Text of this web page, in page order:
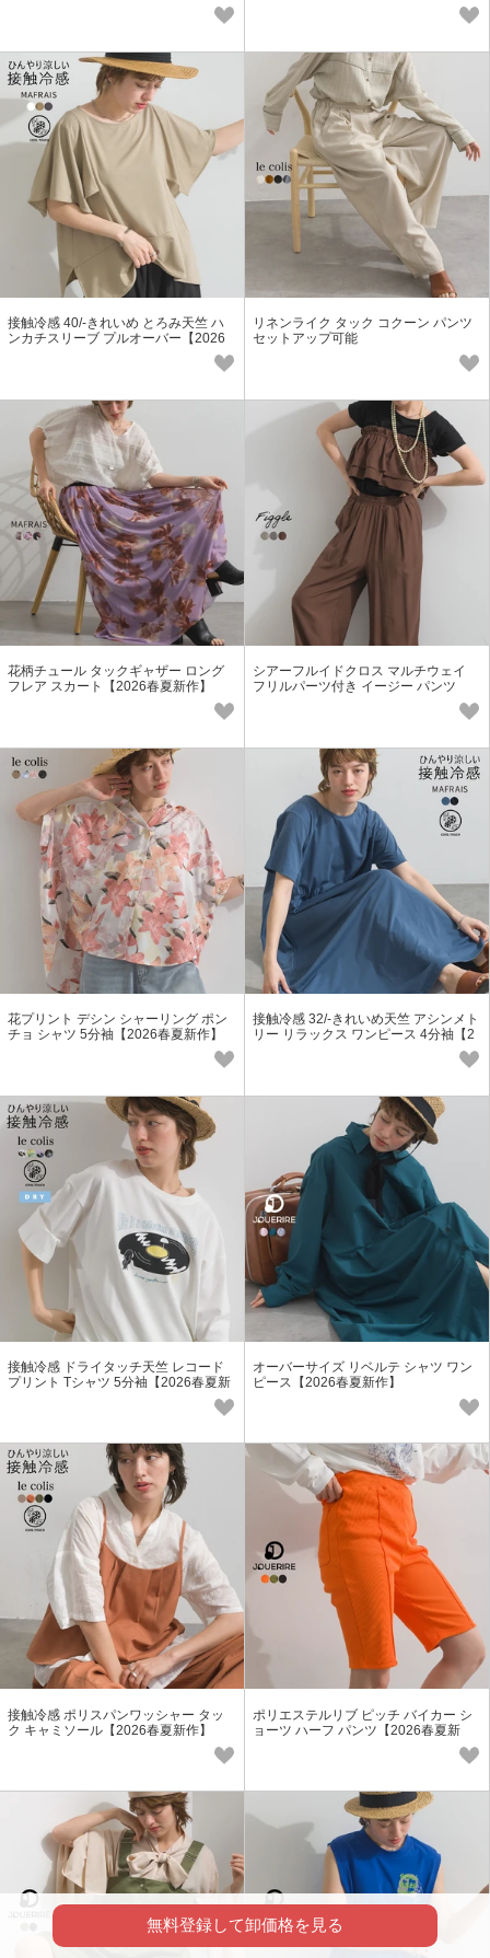
接触冷感 40/-きれいめ とろみ天竺 ハ
ンカチスリーブ プルオーバー【2026
リネンライク タック コクーン パンツ
セットアップ可能
花柄チュール タックギャザー ロング
フレア スカート【2026春夏新作】
シアーフルイドクロス マルチウェイ
フリルパーツ付き イージー パンツ
花プリント デシン シャーリング ポン
チョ シャツ 5分袖【2026春夏新作】
接触冷感 32/-きれいめ天竺 アシンメト
リー リラックス ワンピース 4分袖【2
接触冷感 ドライタッチ天竺 レコード
プリント Tシャツ 5分袖【2026春夏新
オーバーサイズ リベルテ シャツ ワン
ピース【2026春夏新作】
接触冷感 ポリスパンワッシャー タッ
ク キャミソール【2026春夏新作】
ポリエステルリブ ピッチ バイカー シ
ョーツ ハーフ パンツ【2026春夏新
無料登録して卸価格を見る